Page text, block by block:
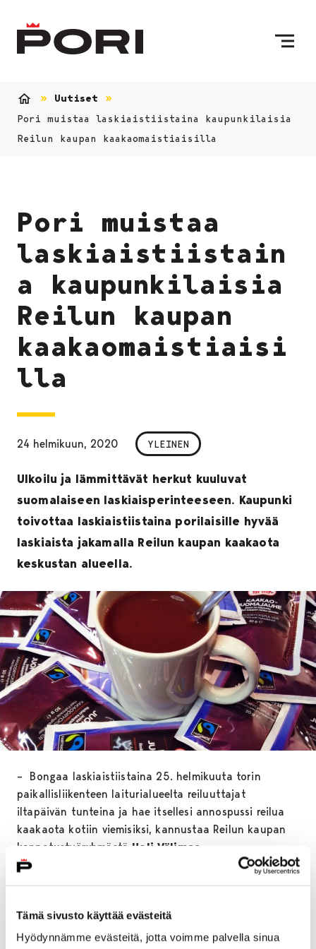
Tämä sivusto käyttää evästeitä
Hyödynnämme evästeitä, jotta voimme palvella sinua
Uutiset
Pori muistaa laskiaistiistaina kaupunkilaisia
Reilun kaupan kaakaomaistiaisilla
Pori muistaa
laskiaistiistain
a kaupunkilaisia
Reilun kaupan
kaakaomaistiaisi
lla
24 helmikuun, 2020 YLEINEN
Ulkoilu ja lämmittävät herkut kuuluvat
suomalaiseen laskiaisperinteeseen. Kaupunki
toivottaa laskiaistiistaina porilaisille hyvää
laskiaista jakamalla Reilun kaupan kaakaota
keskustan alueella.
– Bongaa laskiaistiistaina 25. helmikuuta torin
paikallisliikenteen laiturialueelta reiluuttajat
iltapäivän tunteina ja hae itsellesi annospussi reilua
kaakaota kotiin viemisiksi, kannustaa Reilun kaupan
kannatustyöryhmästä Heli Välimaa
Kaakaotempauksella Reilun kaupan kaupunki Pori
tuotteisiin, niiden tuottajiin ja tuotanto-olosuhteisiin.
– Esimerkiksi maailman kahdessa suurimmassa